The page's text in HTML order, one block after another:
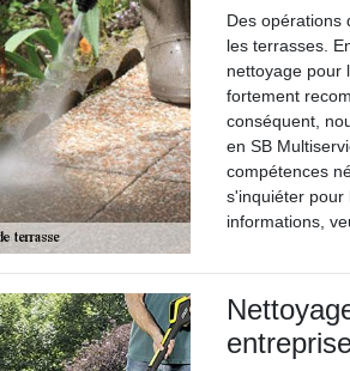
Des opérations
les terrasses.
nettoyage pour
fortement
conséquent,
en SB
compétences
s'inquiéter pour
informations,